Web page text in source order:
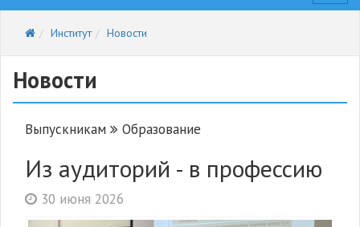
Институт
Новости
Новости
Выпускникам Образование
Из аудиторий - в профессию
30 июня 2026